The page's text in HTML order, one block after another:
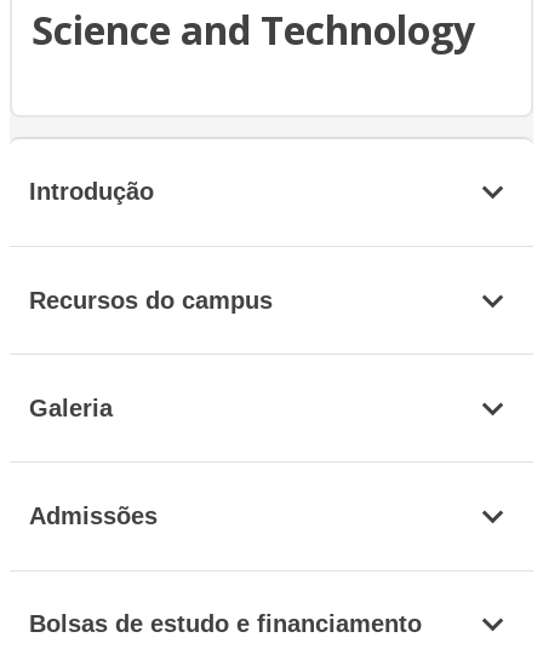
Science and Technology
Introdução
Recursos do campus
Galeria
Admissões
Bolsas de estudo e financiamento